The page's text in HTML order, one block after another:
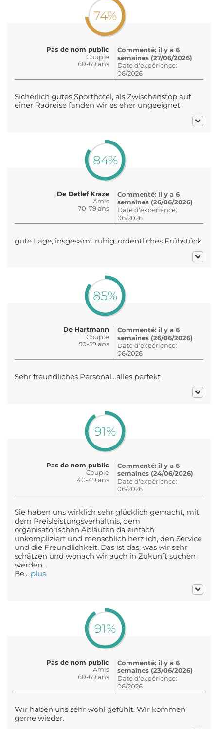
74%
Pas de nom public
Couple
60-69 ans
Commenté: il y a 6
semaines (27/06/2026)
Date d'expérience:
06/2026
Sicherlich gutes Sporthotel, als Zwischenstop auf
einer Radreise fanden wir es eher ungeeignet
84%
De Detlef Kraze
Amis
70-79 ans
Commenté: il y a 6
semaines (26/06/2026)
Date d'expérience:
06/2026
gute Lage, insgesamt ruhig, ordentliches Frühstück
85%
De Hartmann
Couple
50-59 ans
Commenté: il y a 6
semaines (26/06/2026)
Date d'expérience:
06/2026
Sehr freundliches Personal…alles perfekt
91%
Pas de nom public
Couple
40-49 ans
Commenté: il y a 6
semaines (24/06/2026)
Date d'expérience:
06/2026
Sie haben uns wirklich sehr glücklich gemacht, mit
dem Preisleistungsverhältnis, dem
organisatorischen Abläufen da einfach
unkompliziert und menschlich herzlich, den Service
und die Freundlichkeit. Das ist das, was wir sehr
schätzen und wonach wir auch in Zukunft suchen
werden.
Be... plus
91%
Pas de nom public
Amis
60-69 ans
Commenté: il y a 6
semaines (23/06/2026)
Date d'expérience:
06/2026
Wir haben uns sehr wohl gefühlt. Wir kommen
gerne wieder.